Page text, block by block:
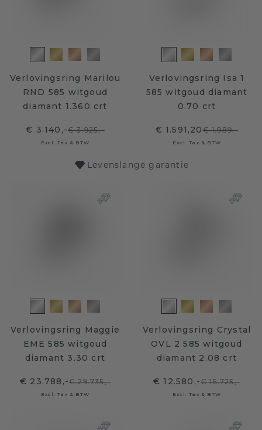
Verlovingsring Marilou
RND 585 witgoud
diamant 1.360 crt
€ 3.140,-€ 3.925,-
Excl. Tax & BTW
Verlovingsring Isa 1
585 witgoud diamant
0.70 crt
€ 1.591,20€ 1.989,-
Excl. Tax & BTW
Levenslange garantie
Verlovingsring Maggie
EME 585 witgoud
diamant 3.30 crt
€ 23.788,-€ 29.735,-
Excl. Tax & BTW
Verlovingsring Crystal
OVL 2 585 witgoud
diamant 2.08 crt
€ 12.580,-€ 15.725,-
Excl. Tax & BTW